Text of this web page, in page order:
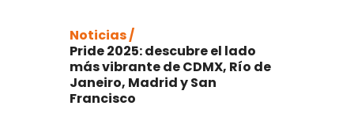
Noticias /
Pride 2025: descubre el lado
más vibrante de CDMX, Río de
Janeiro, Madrid y San
Francisco